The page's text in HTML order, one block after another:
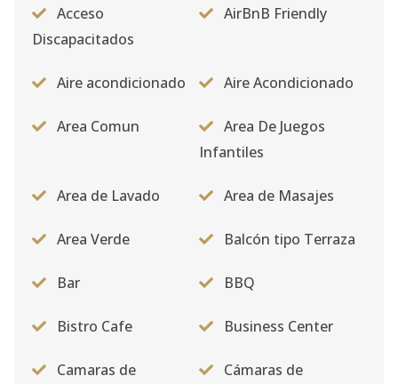
Acceso
Discapacitados
AirBnB Friendly
Aire acondicionado Aire Acondicionado
Area Comun
Area De Juegos
Infantiles
Area de Lavado Area de Masajes
Area Verde Balcón tipo Terraza
Bar BBQ
Bistro Cafe Business Center
Camaras de
Cámaras de